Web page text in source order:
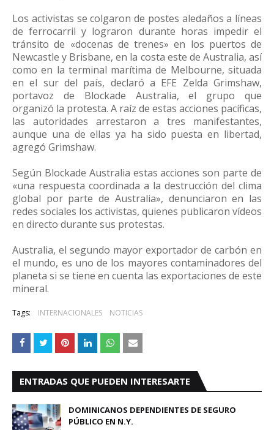
Los activistas se colgaron de postes aledaños a líneas
de ferrocarril y lograron durante horas impedir el
tránsito de «docenas de trenes» en los puertos de
Newcastle y Brisbane, en la costa este de Australia, así
como en la terminal marítima de Melbourne, situada
en el sur del país, declaró a EFE Zelda Grimshaw,
portavoz de Blockade Australia, el grupo que
organizó la protesta. A raíz de estas acciones pacíficas,
las autoridades arrestaron a tres manifestantes,
aunque una de ellas ya ha sido puesta en libertad,
agregó Grimshaw.
Según Blockade Australia estas acciones son parte de
«una respuesta coordinada a la destrucción del clima
global por parte de Australia», denunciaron en las
redes sociales los activistas, quienes publicaron vídeos
en directo durante sus protestas.
Australia, el segundo mayor exportador de carbón en
el mundo, es uno de los mayores contaminadores del
planeta si se tiene en cuenta las exportaciones de este
mineral.
Tags: INTERNACIONALES NOTICIAS
ENTRADAS QUE PUEDEN INTERESARTE
DOMINICANOS DEPENDIENTES DE SEGURO
PÚBLICO EN N.Y.